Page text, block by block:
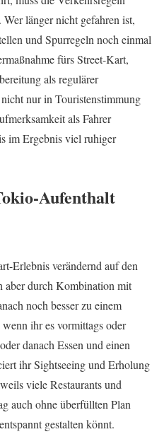
länger nicht gefahren ist,
und Spurregeln noch einmal
fürs Street-Kart,
als regulärer
nur in Touristenstimmung
als Fahrer
im Ergebnis viel ruhiger
Aufenthalt
Erlebnis verändernd auf den
aber durch Kombination mit
noch besser zu einem
ihr es vormittags oder
danach Essen und einen
ihr Sightseeing und Erholung
viele Restaurants und
auch ohne überfüllten Plan
gestalten könnt.